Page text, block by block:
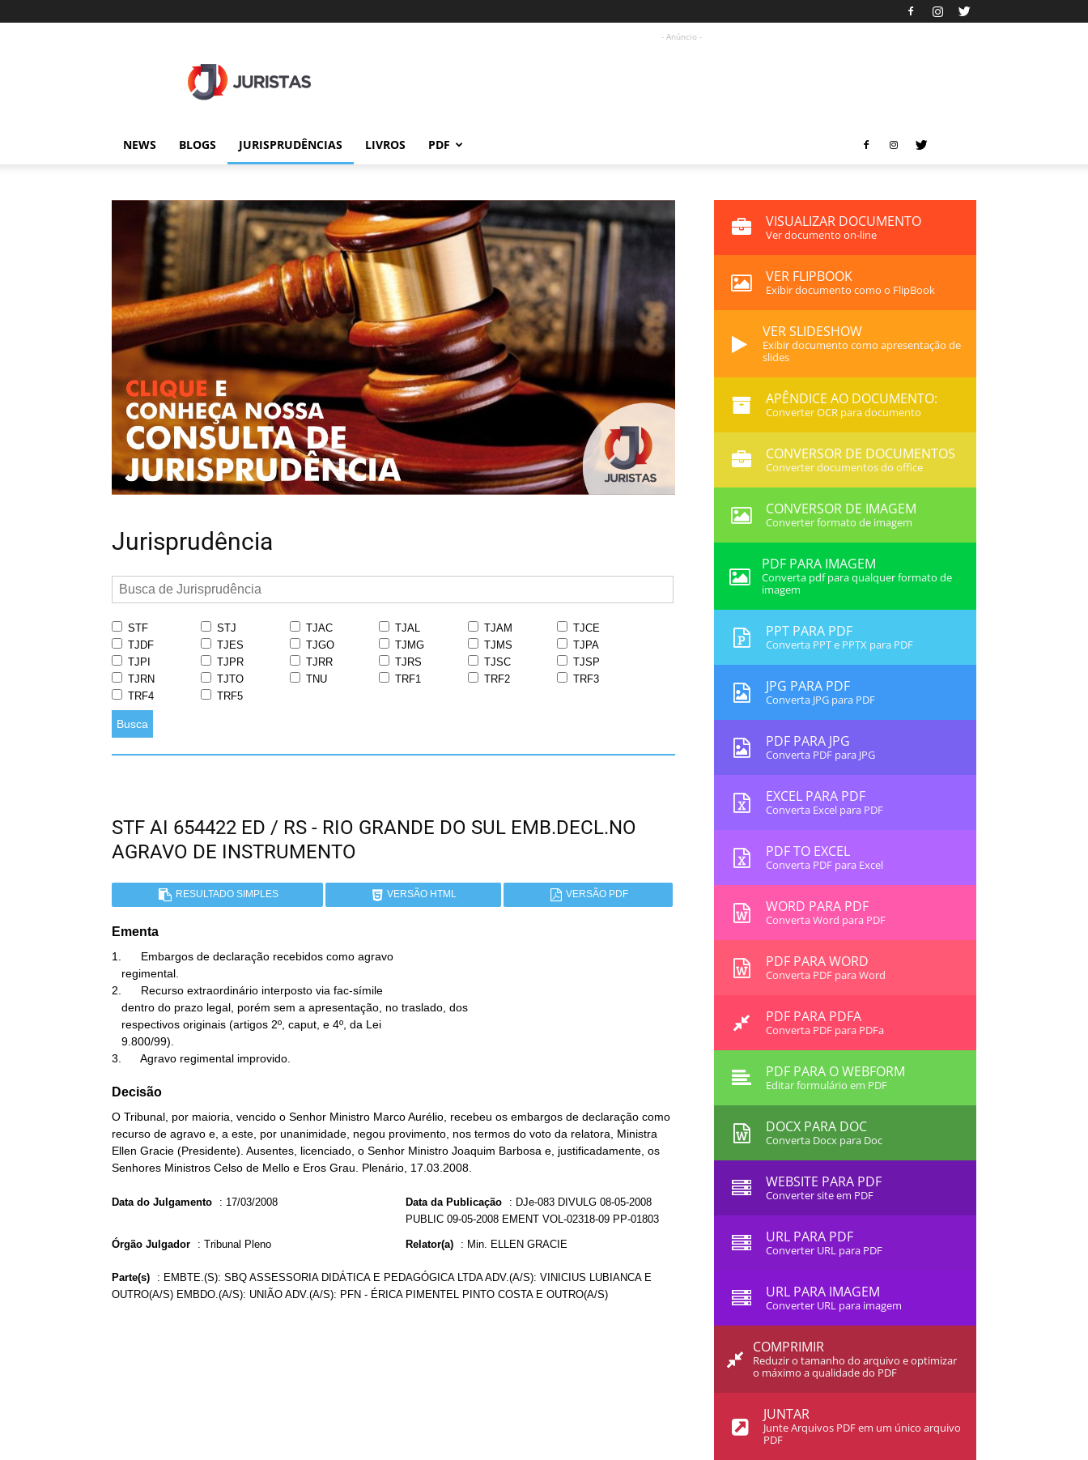
- Anúncio -
NEWS BLOGS JURISPRUDÊNCIAS LIVROS PDF
Jurisprudência
STF STJ TJAC TJAL TJAM
TJCE
TJDF
TJES TJGO TJMG TJMS
TJPA
TJPI
TJPR TJRR TJRS TJSC
TJSP
TJRN
TJTO TNU TRF1 TRF2
TRF3
TRF4
TRF5
Busca
STF AI 654422 ED / RS - RIO GRANDE DO SUL EMB.DECL.NO
AGRAVO DE INSTRUMENTO
RESULTADO SIMPLES VERSÃO HTML VERSÃO PDF
Ementa
1.      Embargos de declaração recebidos como agravo
2.      Recurso extraordinário interposto via fac-símile
3.      Agravo regimental improvido.
Decisão
O Tribunal, por maioria, vencido o Senhor Ministro Marco Aurélio, recebeu os embargos de declaração como
recurso de agravo e, a este, por unanimidade, negou provimento, nos termos do voto da relatora, Ministra
Ellen Gracie (Presidente). Ausentes, licenciado, o Senhor Ministro Joaquim Barbosa e, justificadamente, os
Senhores Ministros Celso de Mello e Eros Grau. Plenário, 17.03.2008.
Data do Julgamento : 17/03/2008 Data da Publicação : DJe-083 DIVULG 08-05-2008
PUBLIC 09-05-2008 EMENT VOL-02318-09 PP-01803
Órgão Julgador : Tribunal Pleno Relator(a) : Min. ELLEN GRACIE
Parte(s) : EMBTE.(S): SBQ ASSESSORIA DIDÁTICA E PEDAGÓGICA LTDA ADV.(A/S): VINICIUS LUBIANCA E
OUTRO(A/S) EMBDO.(A/S): UNIÃO ADV.(A/S): PFN - ÉRICA PIMENTEL PINTO COSTA E OUTRO(A/S)
VISUALIZAR DOCUMENTO
Ver documento on-line
VER FLIPBOOK
Exibir documento como o FlipBook
VER SLIDESHOW
Exibir documento como apresentação de
slides
APÊNDICE AO DOCUMENTO:
Converter OCR para documento
CONVERSOR DE DOCUMENTOS
Converter documentos do office
CONVERSOR DE IMAGEM
Converter formato de imagem
PDF PARA IMAGEM
Converta pdf para qualquer formato de
imagem
PPT PARA PDF
Converta PPT e PPTX para PDF
JPG PARA PDF
Converta JPG para PDF
PDF PARA JPG
Converta PDF para JPG
EXCEL PARA PDF
Converta Excel para PDF
PDF TO EXCEL
Converta PDF para Excel
WORD PARA PDF
Converta Word para PDF
PDF PARA WORD
Converta PDF para Word
PDF PARA PDFA
Converta PDF para PDFa
PDF PARA O WEBFORM
Editar formulário em PDF
DOCX PARA DOC
Converta Docx para Doc
WEBSITE PARA PDF
Converter site em PDF
URL PARA PDF
Converter URL para PDF
URL PARA IMAGEM
Converter URL para imagem
COMPRIMIR
Reduzir o tamanho do arquivo e optimizar
o máximo a qualidade do PDF
JUNTAR
Junte Arquivos PDF em um único arquivo
PDF